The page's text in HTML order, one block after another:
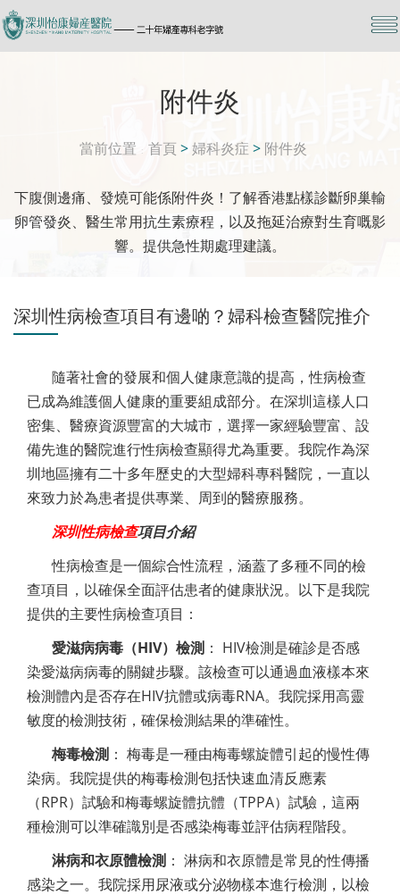
附件炎
當前位置 首頁 >婦科炎症 > 附件炎
下腹側邊痛、發燒可能係附件炎！了解香港點樣診斷卵巢輸
卵管發炎、醫生常用抗生素療程，以及拖延治療對生育嘅影
響。提供急性期處理建議。
深圳性病檢查項目有邊啲？婦科檢查醫院推介
隨著社會的發展和個人健康意識的提高，性病檢查
已成為維護個人健康的重要組成部分。在深圳這樣人口
密集、醫療資源豐富的大城市，選擇一家經驗豐富、設
備先進的醫院進行性病檢查顯得尤為重要。我院作為深
圳地區擁有二十多年歷史的大型婦科專科醫院，一直以
來致力於為患者提供專業、周到的醫療服務。
深圳性病檢查項目介紹
性病檢查是一個綜合性流程，涵蓋了多種不同的檢
查項目，以確保全面評估患者的健康狀況。以下是我院
提供的主要性病檢查項目：
愛滋病病毒（HIV）檢測 ： HIV檢測是確診是否感
染愛滋病病毒的關鍵步驟。該檢查可以通過血液樣本來
檢測體內是否存在HIV抗體或病毒RNA。我院採用高靈
敏度的檢測技術，確保檢測結果的準確性。
梅毒檢測 ： 梅毒是一種由梅毒螺旋體引起的慢性傳
染病。我院提供的梅毒檢測包括快速血清反應素
（RPR）試驗和梅毒螺旋體抗體（TPPA）試驗，這兩
種檢測可以準確識別是否感染梅毒並評估病程階段。
淋病和衣原體檢測 ： 淋病和衣原體是常見的性傳播
感染之一。我院採用尿液或分泌物樣本進行檢測，以檢